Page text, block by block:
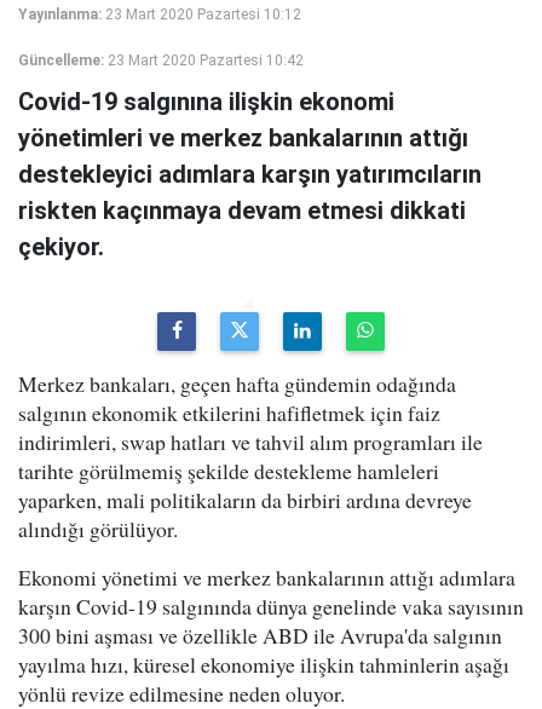
Yayınlanma: 23 Mart 2020 Pazartesi 10:12
Güncelleme: 23 Mart 2020 Pazartesi 10:42
Covid-19 salgınına ilişkin ekonomi
yönetimleri ve merkez bankalarının attığı
destekleyici adımlara karşın yatırımcıların
riskten kaçınmaya devam etmesi dikkati
çekiyor.
Merkez bankaları, geçen hafta gündemin odağında
salgının ekonomik etkilerini hafifletmek için faiz
indirimleri, swap hatları ve tahvil alım programları ile
tarihte görülmemiş şekilde destekleme hamleleri
yaparken, mali politikaların da birbiri ardına devreye
alındığı görülüyor.
Ekonomi yönetimi ve merkez bankalarının attığı adımlara
karşın Covid-19 salgınında dünya genelinde vaka sayısının
300 bini aşması ve özellikle ABD ile Avrupa'da salgının
yayılma hızı, küresel ekonomiye ilişkin tahminlerin aşağı
yönlü revize edilmesine neden oluyor.